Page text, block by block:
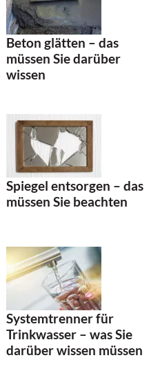
Beton glätten – das
müssen Sie darüber
wissen
Spiegel entsorgen – das
müssen Sie beachten
Systemtrenner für
Trinkwasser – was Sie
darüber wissen müssen